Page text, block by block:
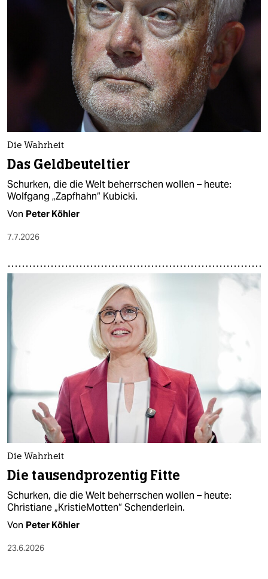
Die Wahrheit
Das Geldbeuteltier
Schurken, die die Welt beherrschen wollen – heute:
Wolfgang „Zapfhahn“ Kubicki.
Von Peter Köhler
7.7.2026
Die Wahrheit
Die tausendprozentig Fitte
Schurken, die die Welt beherrschen wollen – heute:
Christiane „KristieMotten“ Schenderlein.
Von Peter Köhler
23.6.2026